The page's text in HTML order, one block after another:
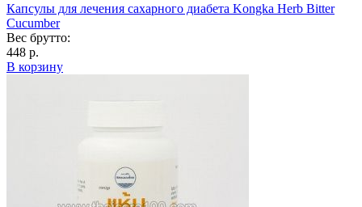
Капсулы для лечения сахарного диабета Kongka Herb Bitter
Cucumber
Вес брутто:
448 р.
В корзину